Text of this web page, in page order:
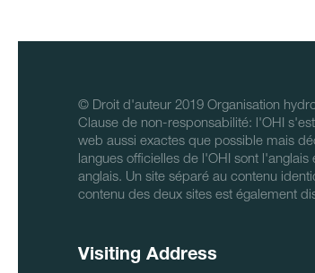
© Droit d'auteur 2019 Organisation
Clause de non-responsabilité: l'OHI
web aussi exactes que possible mais
langues officielles de l'OHI sont
anglais. Un site séparé au contenu
contenu des deux sites est également
Visiting Address